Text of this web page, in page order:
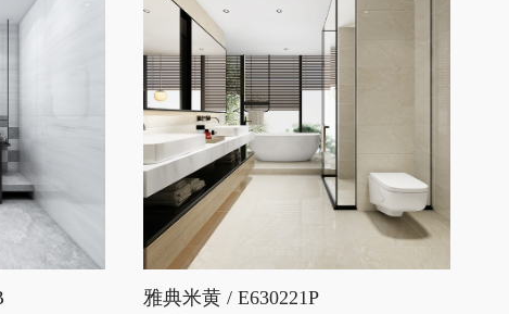
雅典米黄 / E630221P